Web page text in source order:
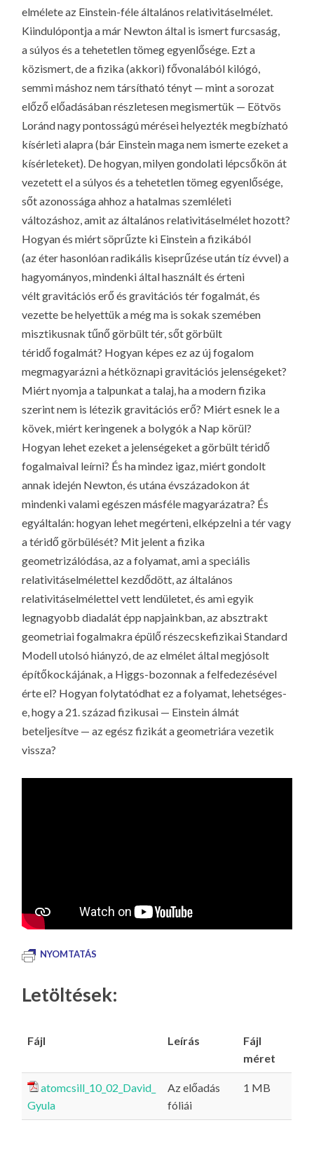
elmélete az Einstein-féle általános relativitáselmélet.
Kiindulópontja a már Newton által is ismert furcsaság,
asúlyos és atehetetlentömeg egyenlősége. Ezt a
közismert, de a fizika (akkori) fővonalából kilógó,
semmi máshoz nem társítható tényt — mint a sorozat
előző előadásában részletesen megismertük — Eötvös
Loránd nagy pontosságú mérései helyezték megbízható
kísérleti alapra (bár Einstein maga nem ismerte ezeket a
kísérleteket). De hogyan, milyen gondolati lépcsőkön át
vezetett el a súlyos és a tehetetlen tömeg egyenlősége,
sőt azonossága ahhoz a hatalmas szemléleti
változáshoz, amit az általános relativitáselmélet hozott?
Hogyan és miért söprűzte ki Einstein a fizikából
(azéterhasonlóan radikális kiseprűzése után tíz évvel) a
hagyományos, mindenki által használt és érteni
véltgravitációs erőésgravitációs térfogalmát, és
vezette be helyettük a még ma is sokak szemében
misztikusnak tűnőgörbült tér, sőtgörbült
téridőfogalmát? Hogyan képes ez az új fogalom
megmagyarázni a hétköznapi gravitációs jelenségeket?
Miért nyomja a talpunkat a talaj, ha a modern fizika
szerint nem is létezik gravitációs erő? Miért esnek le a
kövek, miért keringenek a bolygók a Nap körül?
Hogyan lehet ezeket a jelenségeket a görbült téridő
fogalmaival leírni? És ha mindez igaz, miért gondolt
annak idején Newton, és utána évszázadokon át
mindenki valami egészen másféle magyarázatra? És
egyáltalán: hogyan lehet megérteni, elképzelni a tér vagy
a téridőgörbülését? Mit jelenta fizika
geometrizálódása , az a folyamat, ami a speciális
relativitáselmélettel kezdődött, az általános
relativitáselmélettel vett lendületet, és ami egyik
legnagyobb diadalát épp napjainkban, az absztrakt
geometriai fogalmakra épülő részecskefizikai Standard
Modell utolsó hiányzó, de az elmélet által megjósolt
építőkockájának, a Higgs-bozonnak a felfedezésével
érte el? Hogyan folytatódhat ez a folyamat, lehetséges-
e, hogy a 21. század fizikusai — Einstein álmát
beteljesítve — az egész fizikát a geometriára vezetik
vissza?
NYOMTATÁS
Letöltések:
Fájl Leírás
Fájl
méret
atomcsill_10_02_David_
Gyula
Az előadás
fóliái
1 MB